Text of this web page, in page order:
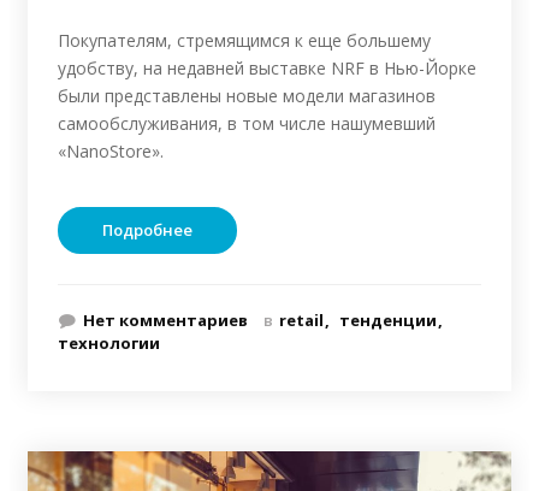
Покупателям, стремящимся к еще большему
удобству, на недавней выставке NRF в Нью-Йорке
были представлены новые модели магазинов
самообслуживания, в том числе нашумевший
«NanoStore».
Подробнее
Нет комментариев в retail
тенденции
технологии